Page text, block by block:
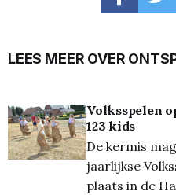
LEES MEER OVER
Volksspelen
123 kids
De kermis
jaarlijkse
plaats in de